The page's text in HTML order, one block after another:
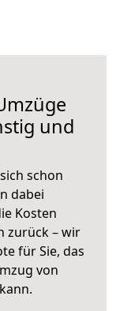
und
schon
dabei
Kosten
zurück – wir
für Sie, das
von